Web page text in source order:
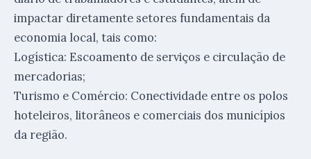
impactar diretamente setores fundamentais da
economia local, tais como:
Logística: Escoamento de serviços e circulação de
mercadorias;
Turismo e Comércio: Conectividade entre os polos
hoteleiros, litorâneos e comerciais dos municípios
da região.